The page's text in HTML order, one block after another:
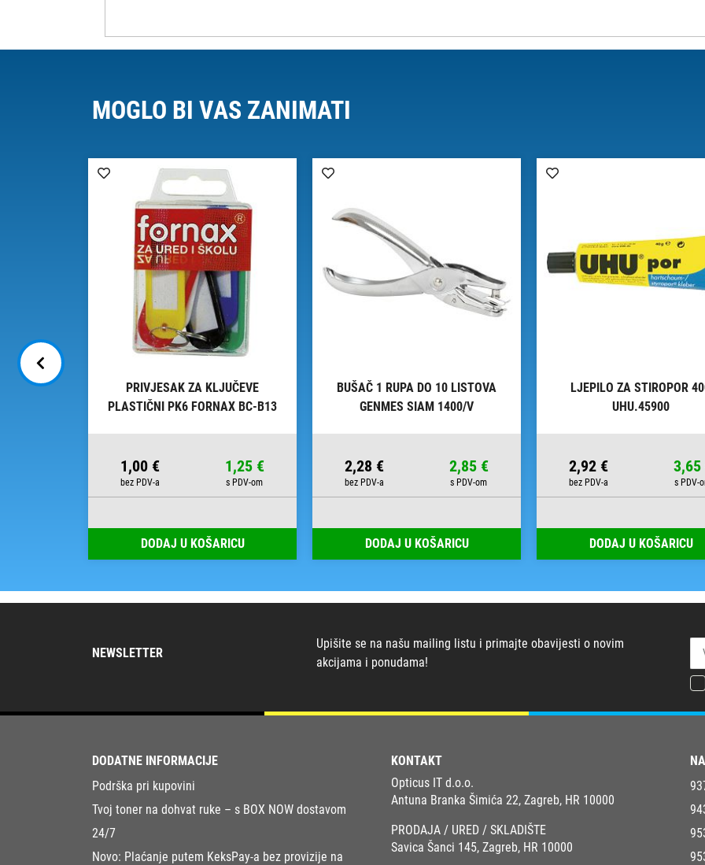
MOGLO BI VAS ZANIMATI
PRIVJESAK ZA KLJUČEVE
PLASTIČNI PK6 FORNAX BC-B13
1,00 € 1,25 €
DODAJ U KOŠARICU
BUŠAČ 1 RUPA DO 10 LISTOVA
GENMES SIAM 1400/V
2,28 € 2,85 €
DODAJ U KOŠARICU
LJEPILO ZA STIROPOR
UHU.45900
2,92 € 3,65
DODAJ U KOŠARICU
NEWSLETTER
Upišite se na našu mailing listu i primajte obavijesti o novim
akcijama i ponudama!
DODATNE INFORMACIJE
Podrška pri kupovini
Tvoj toner na dohvat ruke – s BOX NOW dostavom
24/7
Novo: Plaćanje putem KeksPay-a bez provizije na
KONTAKT
Opticus IT d.o.o.
Antuna Branka Šimića 22, Zagreb, HR 10000
PRODAJA / URED / SKLADIŠTE
Savica Šanci 145, Zagreb, HR 10000